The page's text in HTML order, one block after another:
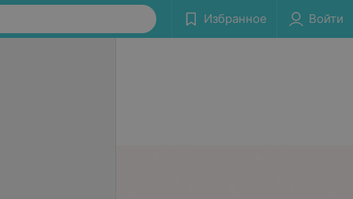
Избранное Войти